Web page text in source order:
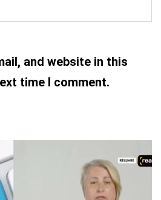
and website in this
time I comment.